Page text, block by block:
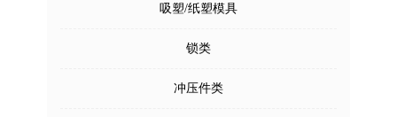
吸塑/纸塑模具
锁类
冲压件类